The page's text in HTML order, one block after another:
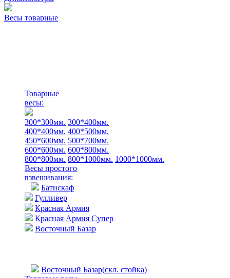
Весы товарные
Товарные
весы:
300*300мм. 300*400мм.
400*400мм. 400*500мм.
450*600мм. 500*700мм.
600*600мм. 600*800мм.
800*800мм. 800*1000мм. 1000*1000мм.
Весы простого
взвешивания:
Батискаф
Гулливер
Красная Армия
Красная Армия Супер
Восточный Базар
Восточный Базар(скл. стойка)